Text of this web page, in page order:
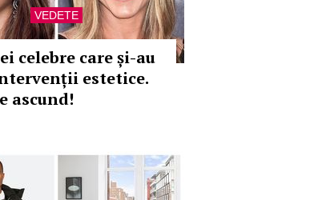
VEDETE
celebre care și-au
estetice.
ascund!